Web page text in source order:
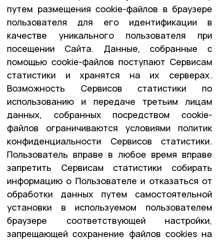
путем размещения cookie-файлов в браузере
пользователя для его идентификации в
качестве уникального пользователя при
посещении Сайта. Данные, собранные с
помощью cookie-файлов поступают Сервисам
статистики и хранятся на их серверах.
Возможность Сервисов статистики по
использованию и передаче третьим лицам
данных, собранных посредством cookie-
файлов ограничиваются условиями политик
конфиденциальности Сервисов статистики.
Пользователь вправе в любое время вправе
запретить Сервисам статистики собирать
информацию о Пользователе и отказаться от
обработки данных путем самостоятельной
установки в используемом пользователем
браузере соответствующей настройки,
запрещающей сохранение файлов cookies на